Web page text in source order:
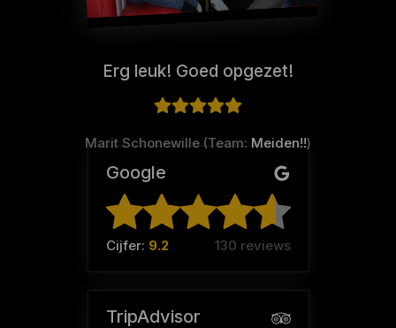
Erg leuk! Goed opgezet!
Marit Schonewille (Team: Meiden!!)
Google
Cijfer: 9.2 130 reviews
TripAdvisor